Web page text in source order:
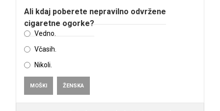
Ali kdaj poberete nepravilno odvržene
cigaretne ogorke?
Vedno.
Včasih.
Nikoli.
MOŠKI ŽENSKA